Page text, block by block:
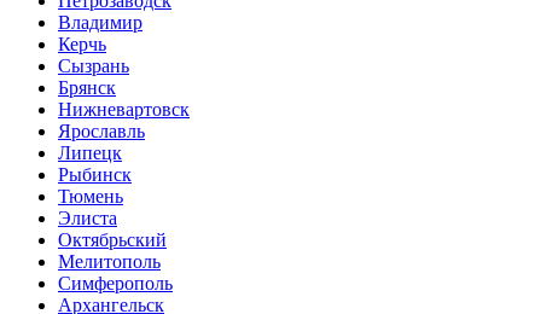
Владимир
Керчь
Сызрань
Брянск
Нижневартовск
Ярославль
Липецк
Рыбинск
Тюмень
Элиста
Октябрьский
Мелитополь
Симферополь
Архангельск